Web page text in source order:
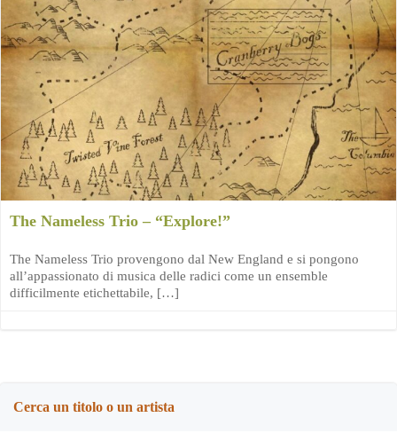
The Nameless Trio – “Explore!”
The Nameless Trio provengono dal New England e si pongono
all’appassionato di musica delle radici come un ensemble
difficilmente etichettabile, […]
Cerca un titolo o un artista